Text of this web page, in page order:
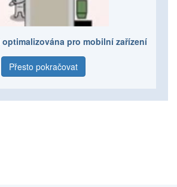
optimalizována pro mobilní zařízení
Přesto pokračovat